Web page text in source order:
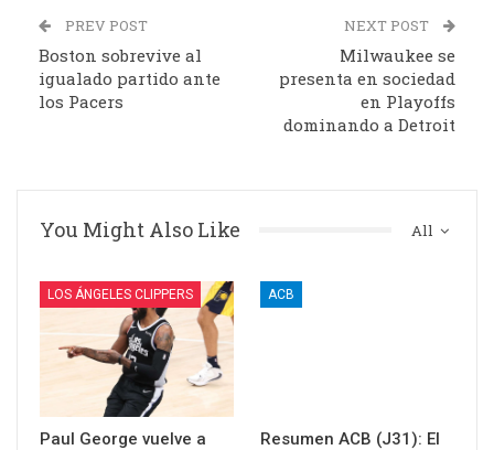
PREV POST
Boston sobrevive al
igualado partido ante
los Pacers
NEXT POST
Milwaukee se
presenta en sociedad
en Playoffs
dominando a Detroit
All
You Might Also Like
LOS ÁNGELES CLIPPERS
Paul George vuelve a
ACB
Resumen ACB (J31): El